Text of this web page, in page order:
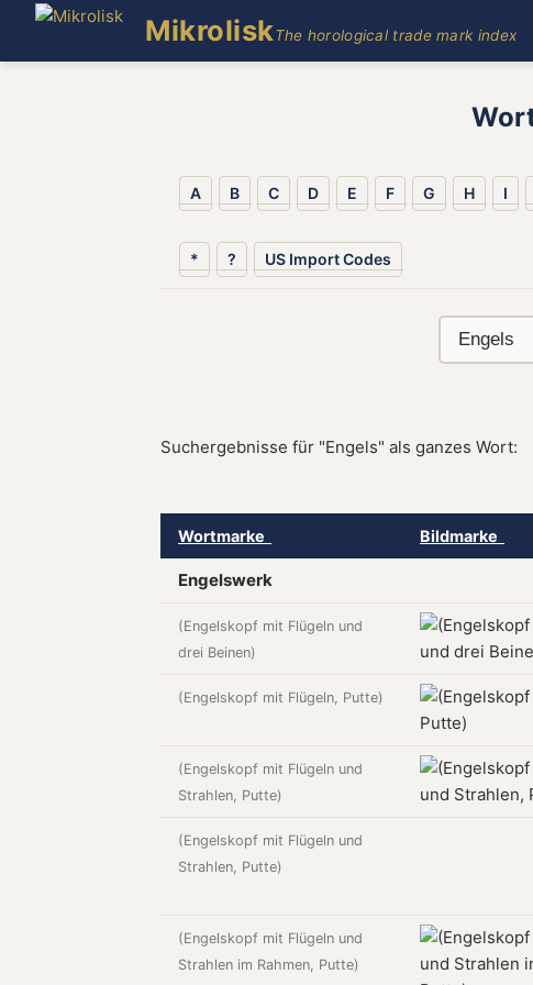
MikroliskThe horological trade mark index
A B C D E F G H I
* ? US Import Codes
Suchergebnisse für "Engels" als ganzes Wort:
Wortmarke Bildmarke
Engelswerk
(Engelskopf mit Flügeln und
drei Beinen)
(Engelskopf mit Flügeln, Putte)
(Engelskopf mit Flügeln und
Strahlen, Putte)
(Engelskopf mit Flügeln und
Strahlen, Putte)
(Engelskopf mit Flügeln und
Strahlen im Rahmen, Putte)